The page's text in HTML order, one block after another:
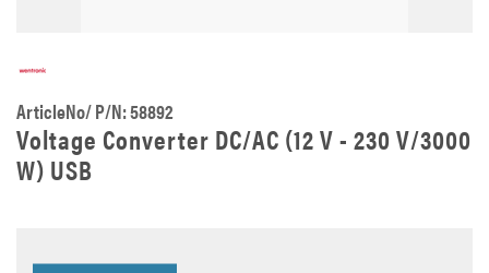
ArticleNo/ P/N: 58892
Voltage Converter DC/AC (12 V - 230 V/3000
W) USB